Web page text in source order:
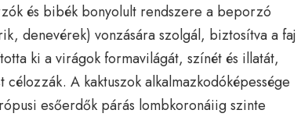
és bibék bonyolult rendszere a beporzó
denevérek) vonzására szolgál, biztosítva a faj
ki a virágok formavilágát, színét és illatát,
A kaktuszok alkalmazkodóképessége
esőerdők párás lombkoronáiig szinte